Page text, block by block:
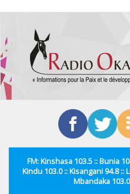
contenu
principal
FM: Kinshasa 103.5 :: Bunia
Kindu 103.0 :: Kisangani 94.8 ::
Mbandaka